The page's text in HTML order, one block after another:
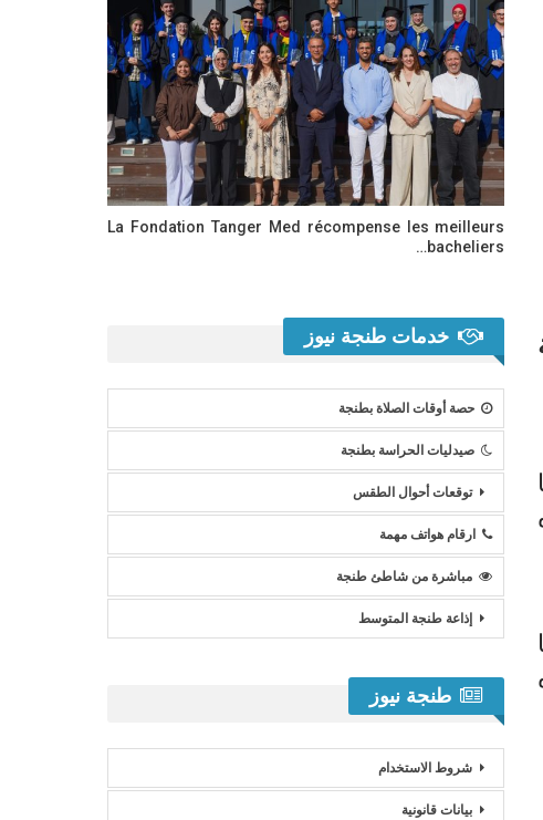
La Fondation Tanger Med récompense les meilleurs
bacheliers…
خدمات طنجة نيوز
حصة أوقات الصلاة بطنجة
صيدليات الحراسة بطنجة
توقعات أحوال الطقس
ارقام هواتف مهمة
مباشرة من شاطئ طنجة
إذاعة طنجة المتوسط
طنجة نيوز
شروط الاستخدام
بيانات قانونية